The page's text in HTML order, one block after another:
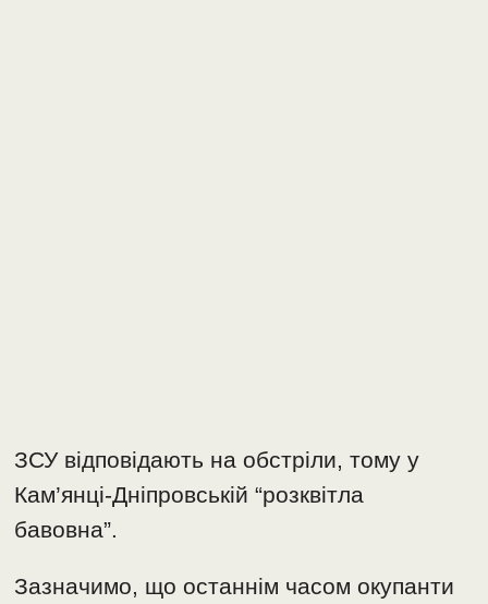
ЗСУ відповідають на обстріли, тому у
Кам’янці-Дніпровській “розквітла
бавовна”.
Зазначимо, що останнім часом окупанти